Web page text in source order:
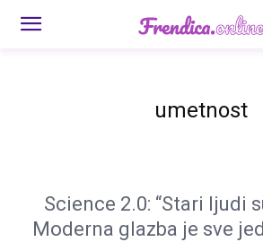
umetnost
Science 2.0: “Stari ljudi
Moderna glazba je sve